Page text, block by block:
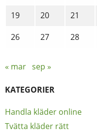
19
20 21
26
27 28
« mar sep »
KATEGORIER
Handla kläder online
Tvätta kläder rätt